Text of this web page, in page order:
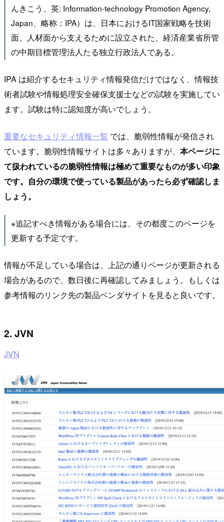
んきこう、英: Information-technology Promotion Agency,
Japan、略称：IPA）は、日本におけるIT国家戦略を技術
面、人材面から支えるために設立された、経済産業省所管
の中期目標管理法人たる独立行政法人である。
IPA は紹介するセキュリティ情報発信だけではなく、情報技
術者試験や情報処理安全確保支援士などの試験を実施してい
ます。試験は特に認知度が高いでしょう。
重要なセキュリティ情報一覧 では、脆弱性情報が発信され
ています。脆弱性情報サイトは多々ありますが、 本ページに
て扱われているの脆弱性情報は極めて重要なものが多い印象
です。自分の環境で使っている製品があったら必ず確認しま
しょう。
※追記すべき情報がある場合には、その都度このページを
更新する予定です。
情報が不足している場合は、上記の通りページが更新される
場合があるので、数日後に再確認してみましょう。もしくは
参考情報のリンク先の製品ベンダサイトを見ると良いです。
2. JVN
JVN